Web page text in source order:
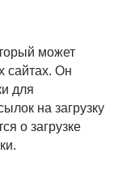
может
сайтах. Он
для
на загрузку
о загрузке